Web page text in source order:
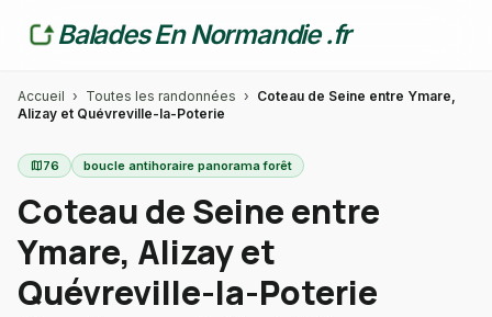
Balades En Normandie .fr
Accueil › Toutes les randonnées › Coteau de Seine entre Ymare,
Alizay et Quévreville-la-Poterie
map76 boucle antihoraire panorama forêt
Coteau de Seine entre
Ymare, Alizay et
Quévreville-la-Poterie